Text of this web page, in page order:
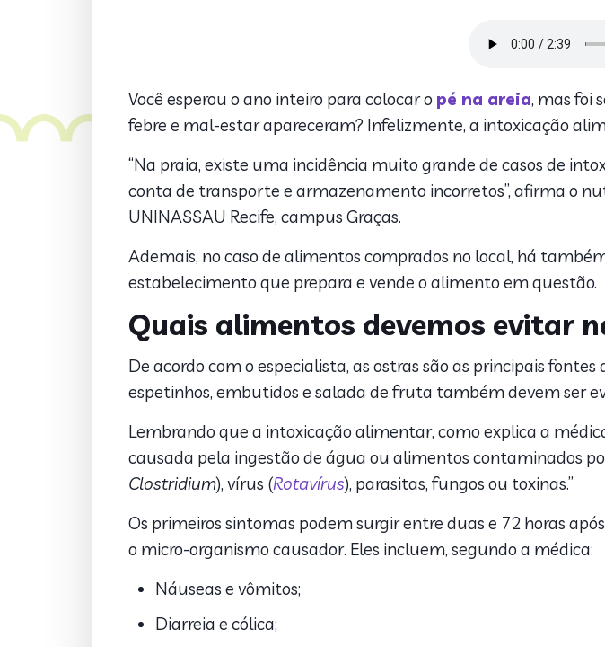
Você esperou o ano inteiro para colocar o pé na areia, mas foi
febre e mal-estar apareceram? Infelizmente, a intoxicação
“Na praia, existe uma incidência muito grande de casos de
conta de transporte e armazenamento incorretos”, afirma o
UNINASSAU Recife, campus Graças.
Ademais, no caso de alimentos comprados no local, há
estabelecimento que prepara e vende o alimento em questão.
Quais alimentos devemos evitar
De acordo com o especialista, as ostras são as principais fontes
espetinhos, embutidos e salada de fruta também devem ser
Lembrando que a intoxicação alimentar, como explica a
causada pela ingestão de água ou alimentos contaminados
Clostridium), vírus (Rotavírus), parasitas, fungos ou toxinas.”
Os primeiros sintomas podem surgir entre duas e 72 horas
o micro-organismo causador. Eles incluem, segundo a médica:
Náuseas e vômitos;
Diarreia e cólica;